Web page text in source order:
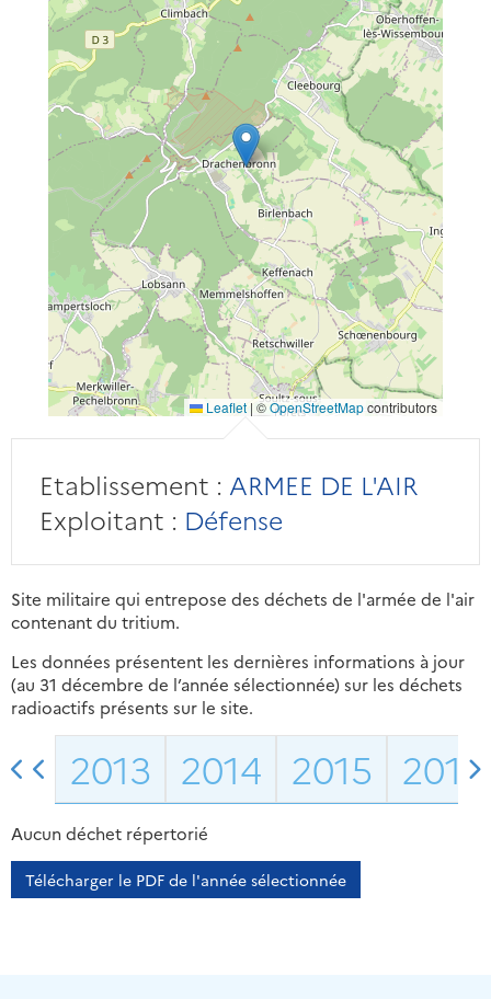
Leaflet | ©OpenStreetMapcontributors
Etablissement : ARMEE DE L'AIR
Exploitant : Défense
Site militaire qui entrepose des déchets de l'armée de l'air
contenant du tritium.
Les données présentent les dernières informations à jour
(au 31 décembre de l’année sélectionnée) sur les déchets
radioactifs présents sur le site.
2013 2014 2015 2016
Aucun déchet répertorié
Télécharger le PDF de l'année sélectionnée